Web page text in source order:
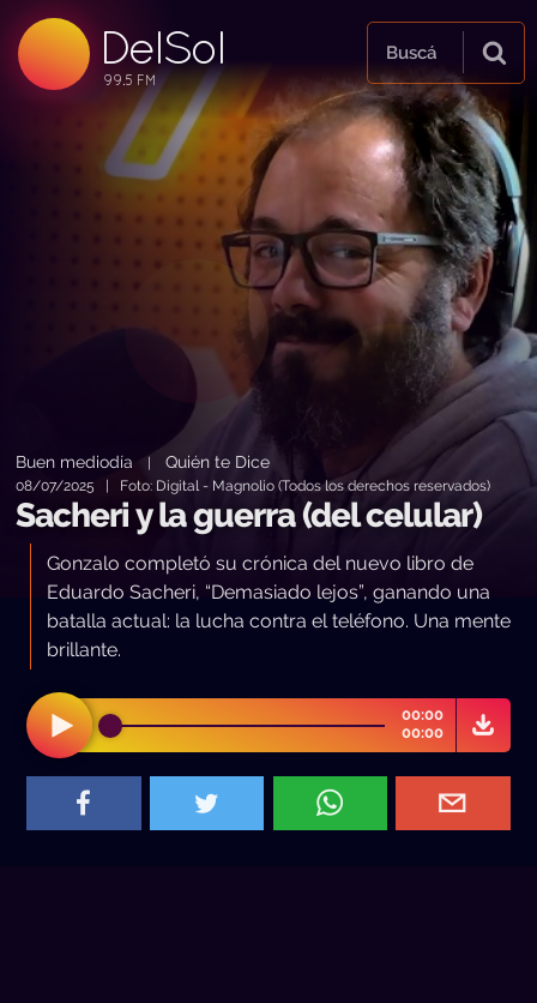
DelSol
99.5 FM
99.5 FM
99.5 FM
Buscá
Buen mediodía |Quién te Dice
08/07/2025 | Foto: Digital - Magnolio (Todos los derechos reservados)
Sacheri y la guerra (del celular)
Gonzalo completó su crónica del nuevo libro de
Eduardo Sacheri, “Demasiado lejos”, ganando una
batalla actual: la lucha contra el teléfono. Una mente
brillante.
00:00
00:00